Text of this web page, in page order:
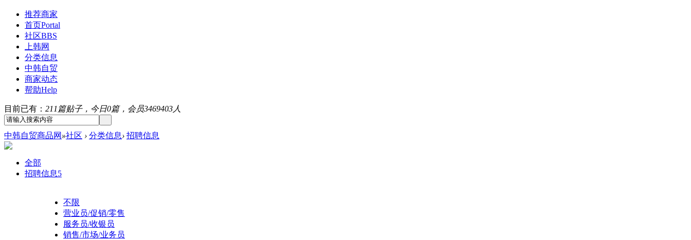
推荐商家
首页Portal
社区BBS
上韩网
分类信息
中韩自贸
商家动态
帮助Help
目前已有： 211篇贴子，今日0篇，会员3469403人
中韩自贸商品网 »社区 › 分类信息› 招聘信息
全部
招聘信息5
不限
营业员/促销/零售
服务员/收银员
销售/市场/业务员